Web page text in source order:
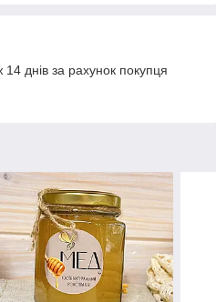
днів за рахунок покупця